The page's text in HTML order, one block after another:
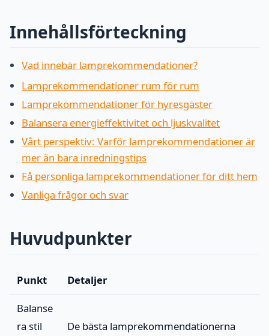
Innehållsförteckning
Vad innebär lamprekommendationer?
Lamprekommendationer rum för rum
Lamprekommendationer för hyresgäster
Balansera energieffektivitet och ljuskvalitet
Vårt perspektiv: Varför lamprekommendationer är
mer än bara inredningstips
Få personliga lamprekommendationer för ditt hem
Vanliga frågor och svar
Huvudpunkter
Punkt Detaljer
Balanse
ra stil
De bästa lamprekommendationerna